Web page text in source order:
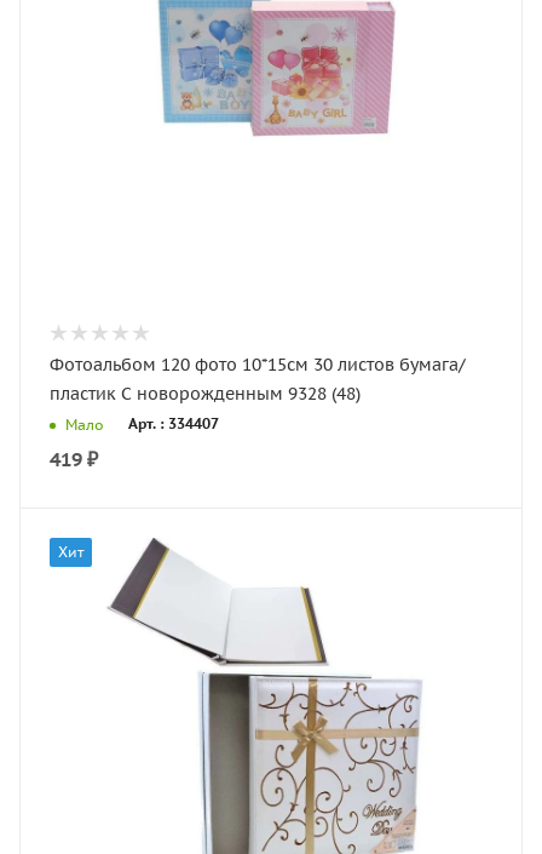
Фотоальбом 120 фото 10*15см 30 листов бумага/
пластик С новорожденным 9328 (48)
Мало Арт. : 334407
419 ₽
Хит